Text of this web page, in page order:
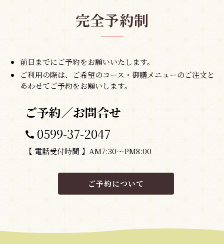
完全予約制
前日までにご予約をお願いいたします。
ご利用の際は、ご希望のコース・御膳メニューのご注文と
あわせてご予約をお願いします。
ご予約／お問合せ
0599-37-2047
【 電話受付時間 】AM7:30～PM8:00
ご予約について